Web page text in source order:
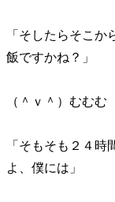
「そしたらそこ
飯ですかね？」
（＾ｖ＾）むむむ
「そもそも２４
よ、僕には」